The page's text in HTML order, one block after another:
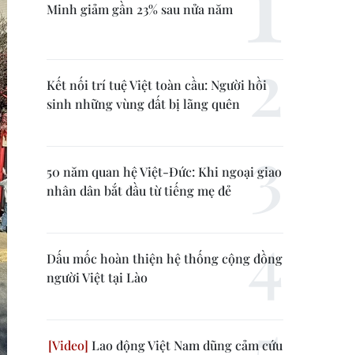
Minh giảm gần 23% sau nửa năm
Kết nối trí tuệ Việt toàn cầu: Người hồi
sinh những vùng đất bị lãng quên
50 năm quan hệ Việt-Đức: Khi ngoại giao
nhân dân bắt đầu từ tiếng mẹ đẻ
Dấu mốc hoàn thiện hệ thống cộng đồng
người Việt tại Lào
Lao động Việt Nam dũng cảm cứu